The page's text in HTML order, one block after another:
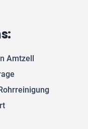
Amtzell